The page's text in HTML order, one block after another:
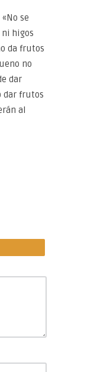
se
ni higos
da frutos
no
dar
dar frutos
al